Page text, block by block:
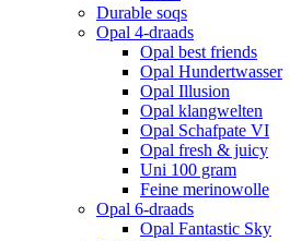
Durable soqs
Opal 4-draads
Opal best friends
Opal Hundertwasser
Opal Illusion
Opal klangwelten
Opal Schafpate VI
Opal fresh & juicy
Uni 100 gram
Feine merinowolle
Opal 6-draads
Opal Fantastic Sky